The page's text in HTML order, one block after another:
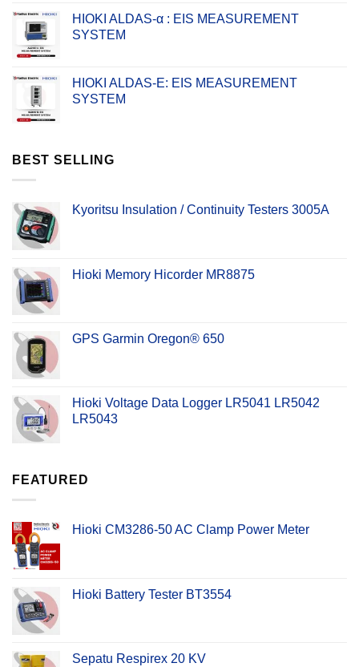
HIOKI ALDAS-α : EIS MEASUREMENT
SYSTEM
HIOKI ALDAS-E: EIS MEASUREMENT
SYSTEM
BEST SELLING
Kyoritsu Insulation / Continuity Testers 3005A
Hioki Memory Hicorder MR8875
GPS Garmin Oregon® 650
Hioki Voltage Data Logger LR5041 LR5042
LR5043
FEATURED
Hioki CM3286-50 AC Clamp Power Meter
Hioki Battery Tester BT3554
Sepatu Respirex 20 KV